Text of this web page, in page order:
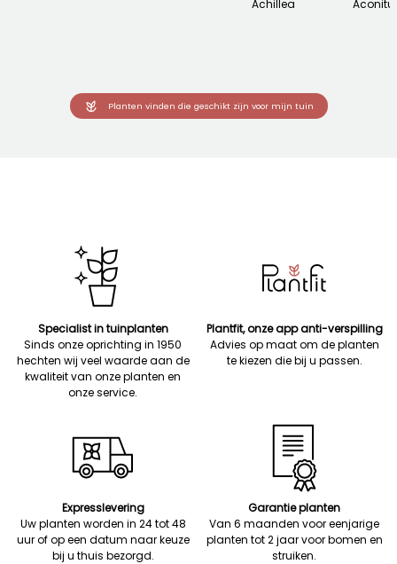
Achillea
Planten vinden die geschikt zijn voor mijn tuin
Specialist in tuinplanten
Sinds onze oprichting in 1950
hechten wij veel waarde aan de
kwaliteit van onze planten en
onze service.
Plantfit, onze app anti-verspilling
Advies op maat om de planten
te kiezen die bij u passen.
Expresslevering
Uw planten worden in 24 tot 48
uur of op een datum naar keuze
bij u thuis bezorgd.
Garantie planten
Van 6 maanden voor eenjarige
planten tot 2 jaar voor bomen en
struiken.